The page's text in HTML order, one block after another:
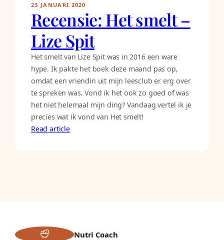
23 JANUARI 2020
Recensie: Het smelt –
Lize Spit
Het smelt van Lize Spit was in 2016 een ware
hype. Ik pakte het boek deze maand pas op,
omdat een vriendin uit mijn leesclub er erg over
te spreken was. Vond ik het ook zo goed of was
het niet helemaal mijn ding? Vandaag vertel ik je
precies wat ik vond van Het smelt!
Read article
Nutri Coach